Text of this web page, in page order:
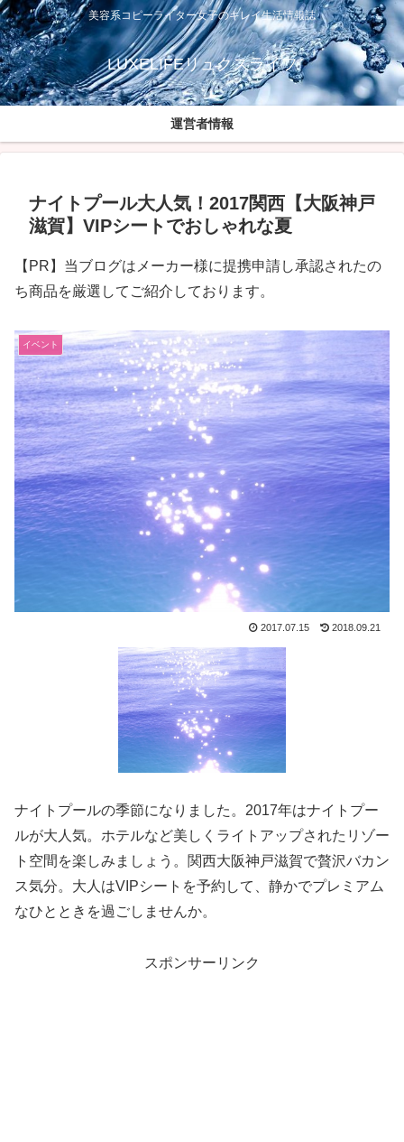
美容系コピーライター女子のキレイ生活情報誌
LUXELIFEリュクスライフ
運営者情報
ナイトプール大人気！2017関西【大阪神戸
滋賀】VIPシートでおしゃれな夏
【PR】当ブログはメーカー様に提携申請し承認されたの
ち商品を厳選してご紹介しております。
イベント
2017.07.15 2018.09.21
ナイトプールの季節になりました。2017年はナイトプー
ルが大人気。ホテルなど美しくライトアップされたリゾー
ト空間を楽しみましょう。関西大阪神戸滋賀で贅沢バカン
ス気分。大人はVIPシートを予約して、静かでプレミアム
なひとときを過ごしませんか。
スポンサーリンク